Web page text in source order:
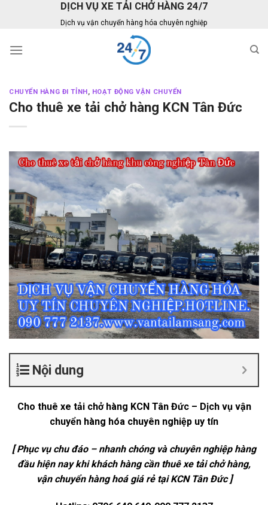
DỊCH VỤ XE TẢI CHỞ HÀNG 24/7
Dịch vụ vận chuyển hàng hóa chuyên nghiệp
CHUYỂN HÀNG ĐI TỈNH , HOẠT ĐỘNG VẬN CHUYỂN
Cho thuê xe tải chở hàng KCN Tân Đức
Nội dung
Cho thuê xe tải chở hàng KCN Tân Đức – Dịch vụ vận
chuyển hàng hóa chuyên nghiệp uy tín
[ Phục vụ chu đáo – nhanh chóng và chuyên nghiệp hàng
đầu hiện nay khi khách hàng cần thuê xe tải chở hàng,
vận chuyển hàng hoá giá rẻ tại KCN Tân Đức ]